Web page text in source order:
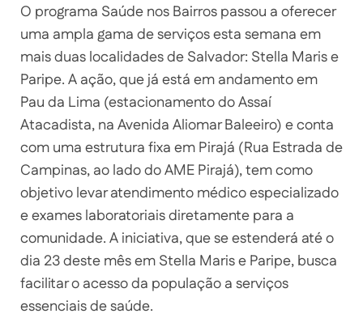
O programa Saúde nos Bairros passou a oferecer
uma ampla gama de serviços esta semana em
mais duas localidades de Salvador: Stella Maris e
Paripe. A ação, que já está em andamento em
Pau da Lima (estacionamento do Assaí
Atacadista, na Avenida Aliomar Baleeiro) e conta
com uma estrutura fixa em Pirajá (Rua Estrada de
Campinas, ao lado do AME Pirajá), tem como
objetivo levar atendimento médico especializado
e exames laboratoriais diretamente para a
comunidade. A iniciativa, que se estenderá até o
dia 23 deste mês em Stella Maris e Paripe, busca
facilitar o acesso da população a serviços
essenciais de saúde.